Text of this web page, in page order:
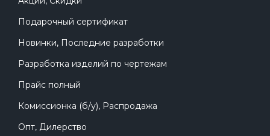
Подарочный сертификат
Новинки, Последние разработки
Разработка изделий по чертежам
Прайс полный
Комиссионка (б/у), Распродажа
Опт, Дилерство